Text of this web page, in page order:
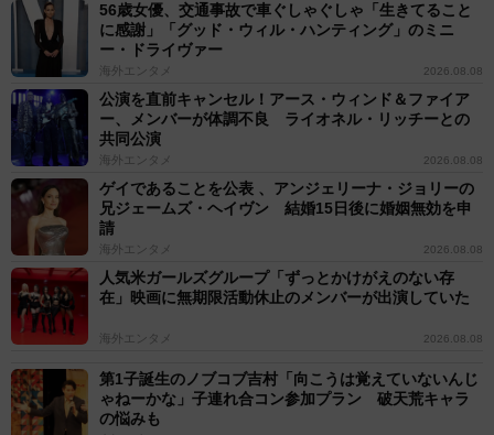
56歳女優、交通事故で車ぐしゃぐしゃ「生きてること
に感謝」「グッド・ウィル・ハンティング」のミニ
ー・ドライヴァー
海外エンタメ 2026.08.08
公演を直前キャンセル！アース・ウィンド＆ファイア
ー、メンバーが体調不良 ライオネル・リッチーとの
共同公演
海外エンタメ 2026.08.08
ゲイであることを公表 、アンジェリーナ・ジョリーの
兄ジェームズ・ヘイヴン 結婚15日後に婚姻無効を申
請
海外エンタメ 2026.08.08
人気米ガールズグループ「ずっとかけがえのない存
在」映画に無期限活動休止のメンバーが出演していた
海外エンタメ 2026.08.08
第1子誕生のノブコブ吉村「向こうは覚えていないんじ
ゃねーかな」子連れ合コン参加プラン 破天荒キャラ
の悩みも